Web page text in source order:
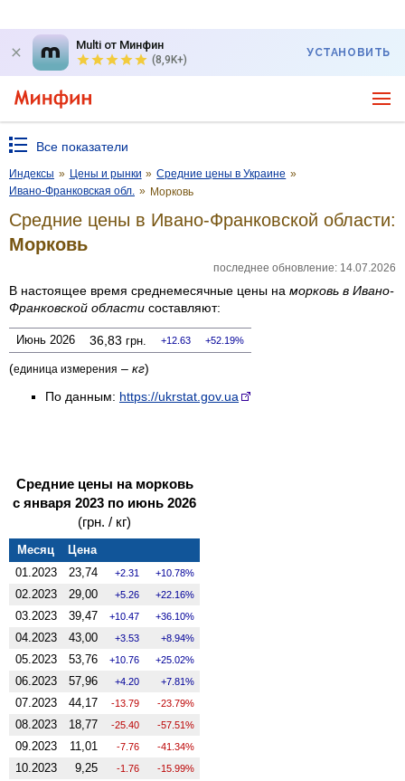
Multi от Минфин
(8,9K+)
УСТАНОВИТЬ
Все показатели
Индексы » Цены и рынки » Средние цены в Украине »
Ивано-Франковская обл. » Морковь
Средние цены в Ивано-Франковской области:
Морковь
последнее обновление: 14.07.2026
В настоящее время среднемесячные цены на морковь в Ивано-
Франковской области составляют:
Июнь 2026 36,83 грн. 12.63 52.19%
(единица измерения – кг)
По данным: https://ukrstat.gov.ua
Средние цены на морковь
с января 2023 по июнь 2026
(грн. / кг)
Месяц
Цена
01.2023
23,74 2.31 10.78%
02.2023 29,00 5.26 22.16%
03.2023 39,47 10.47 36.10%
04.2023 43,00 3.53 8.94%
05.2023 53,76 10.76 25.02%
06.2023 57,96 4.20 7.81%
07.2023 44,17 -13.79 -23.79%
08.2023 18,77 -25.40 -57.51%
09.2023 11,01 -7.76 -41.34%
10.2023 9,25 -1.76 -15.99%